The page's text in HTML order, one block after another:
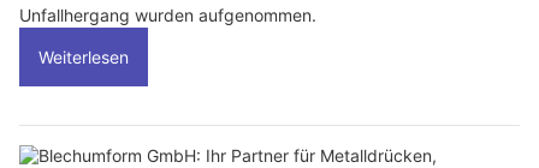
Unfallhergang wurden aufgenommen.
Weiterlesen